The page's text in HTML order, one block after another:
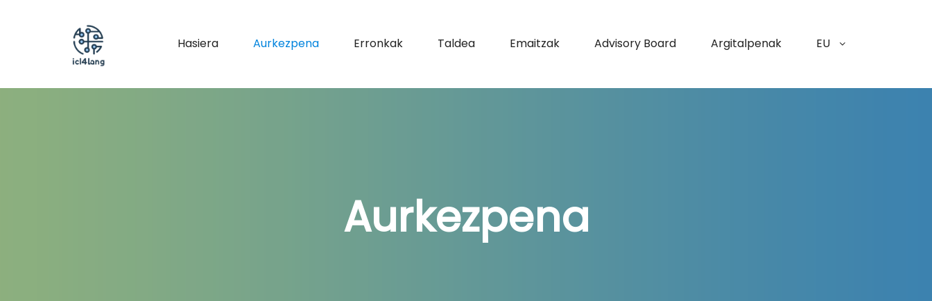
Hasiera Aurkezpena Erronkak Taldea Emaitzak Advisory Board Argitalpenak EU
Aurkezpena